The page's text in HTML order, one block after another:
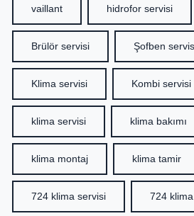
vaillant hidrofor servisi
Brülör servisi Şofben
Klima servisi Kombi servisi
klima servisi klima bakımı
klima montaj klima tamir
724 klima servisi 724 klima